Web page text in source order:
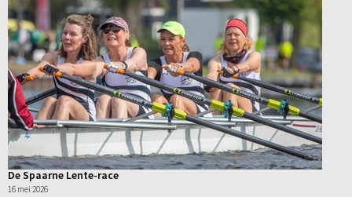
De Spaarne Lente-race
16 mei 2026